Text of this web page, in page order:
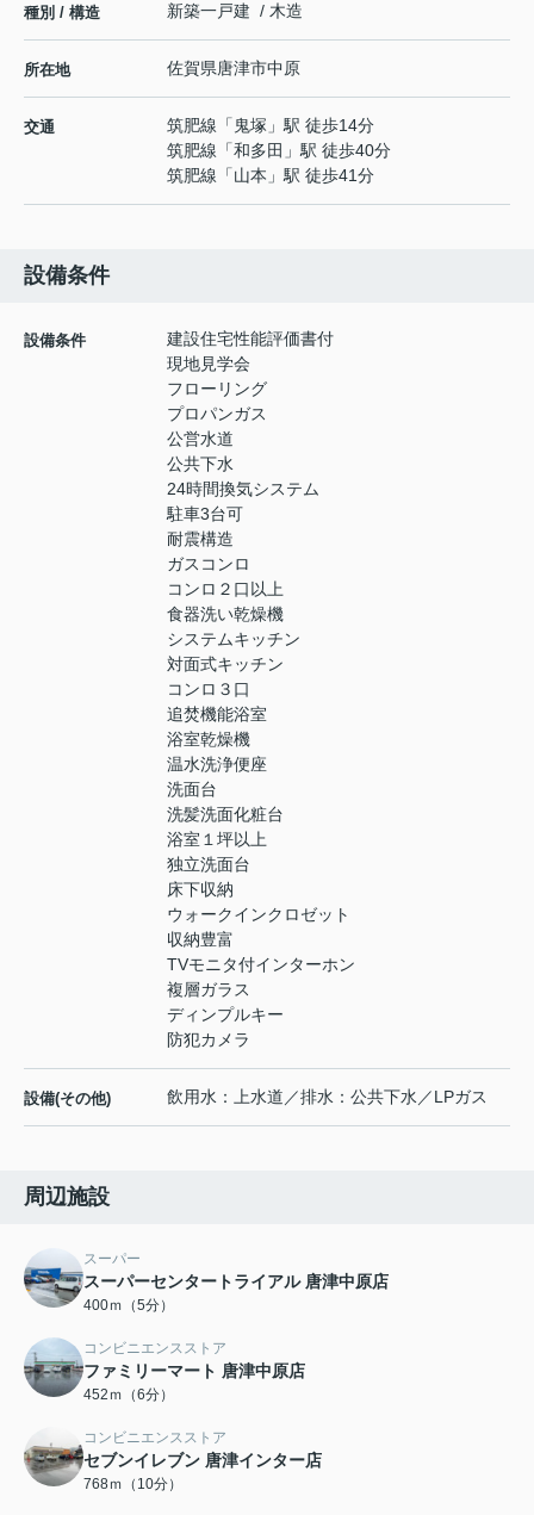
種別 / 構造 新築一戸建 / 木造
所在地 佐賀県唐津市中原
交通 筑肥線 「 鬼塚 」駅 徒歩14分
筑肥線 「和多田 」駅 徒歩40分
筑肥線 「山本 」駅 徒歩41分
設備条件
設備条件
建設住宅性能評価書付
現地見学会
フローリング
プロパンガス
公営水道
公共下水
24時間換気システム
駐車3台可
耐震構造
ガスコンロ
コンロ２口以上
食器洗い乾燥機
システムキッチン
対面式キッチン
コンロ３口
追焚機能浴室
浴室乾燥機
温水洗浄便座
洗面台
洗髪洗面化粧台
浴室１坪以上
独立洗面台
床下収納
ウォークインクロゼット
収納豊富
TVモニタ付インターホン
複層ガラス
ディンプルキー
防犯カメラ
設備(その他) 飲用水：上水道／排水：公共下水／LPガス
周辺施設
スーパー
スーパーセンタートライアル 唐津中原店
400ｍ（5分）
コンビニエンスストア
ファミリーマート 唐津中原店
452ｍ（6分）
コンビニエンスストア
セブンイレブン 唐津インター店
768ｍ（10分）